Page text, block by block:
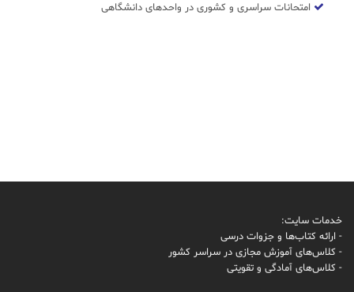
امتحانات سراسری و کشوری در واحدهای دانشگاهی
خدمات سایت:
- ارائه کتاب‌ها و جزوات درسی
- کلاس‌های آموزش مجازی در سراسر کشور
- کلاس‌های آمادگی و تقویتی